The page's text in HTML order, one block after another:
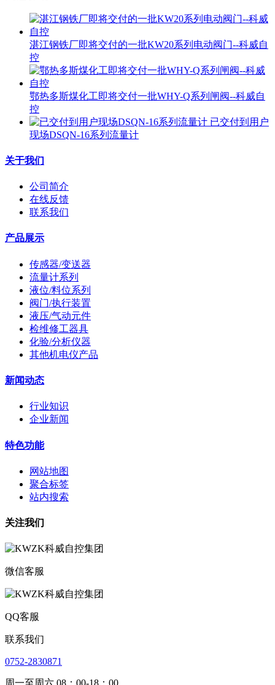
湛江钢铁厂即将交付的一批KW20系列电动阀门--科威自
控
鄂热多斯煤化工即将交付一批WHY-Q系列闸阀--科威自
控
已交付到用户
现场DSQN-16系列流量计
关于我们
公司简介
在线反馈
联系我们
产品展示
传感器/变送器
流量计系列
液位/料位系列
阀门/执行装置
液压/气动元件
检维修工器具
化验/分析仪器
其他机电仪产品
新闻动态
行业知识
企业新闻
特色功能
网站地图
聚合标签
站内搜索
关注我们
微信客服
QQ客服
联系我们
0752-2830871